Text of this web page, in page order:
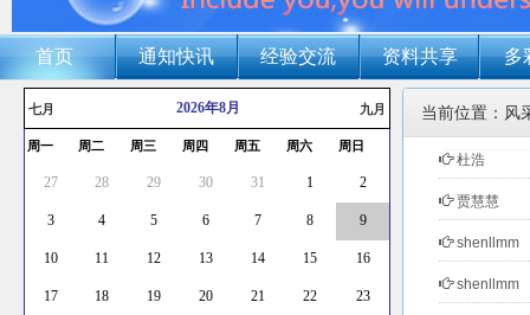
首页 通知快讯 经验交流 资料共享 多
七月 2026年8月 九月
周一 周二 周三 周四 周五 周六 周日
27 28 29 30 31 1 2
3 4 5 6 7 8 9
10 11 12 13 14 15 16
17 18 19 20 21 22 23
当前位置：风
杜浩
贾慧慧
shenllmm
shenllmm